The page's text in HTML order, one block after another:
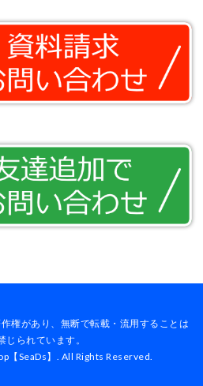
権があり、無断で転載・流用することは
じられています。
【SeaDs】. All Rights Reserved.